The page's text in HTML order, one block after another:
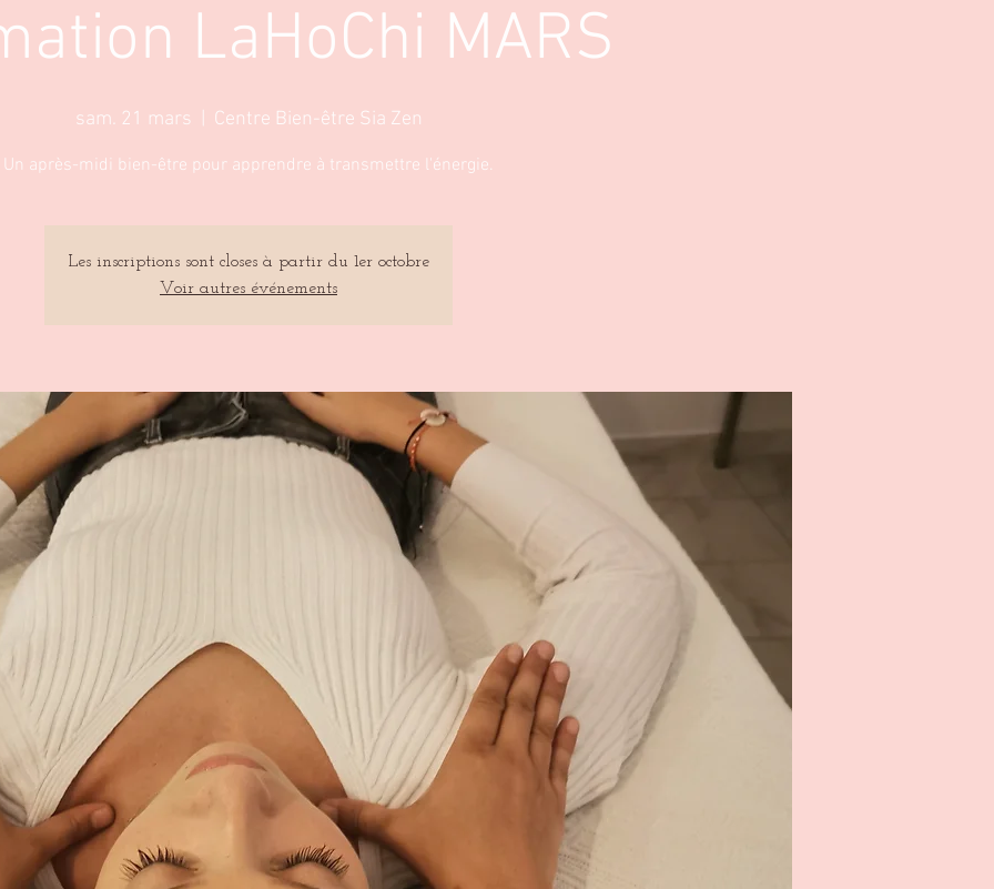
LaHoChi MARS
sam. 21 mars Centre Bien-être Sia Zen
Un après-midi bien-être pour apprendre à transmettre l'énergie.
Les inscriptions sont closes à partir du 1er octobre
Voir autres événements